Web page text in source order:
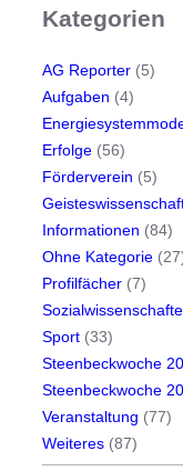
Kategorien
AG Reporter (5)
Aufgaben (4)
Erfolge (56)
Förderverein (5)
Informationen (84)
Ohne Kategorie
Profilfächer (7)
Sport (33)
Steenbeckwoche
Steenbeckwoche
Veranstaltung (77)
Weiteres (87)